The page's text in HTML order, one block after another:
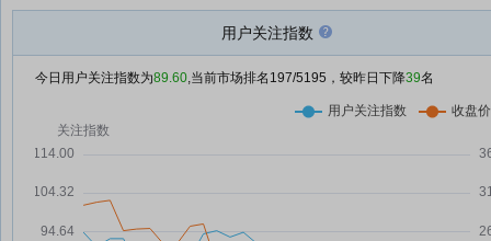
香农芯创8月3日盘中跌幅达5%
元，电子行业利润加速向这里
08-02
7月基金回撤炸锅：TOP10最大回
08-02
业链全面爆发
06-24
用户关注指数
今日用户关注指数为89.60,当前市场排名 197/5195，较昨日下降39名